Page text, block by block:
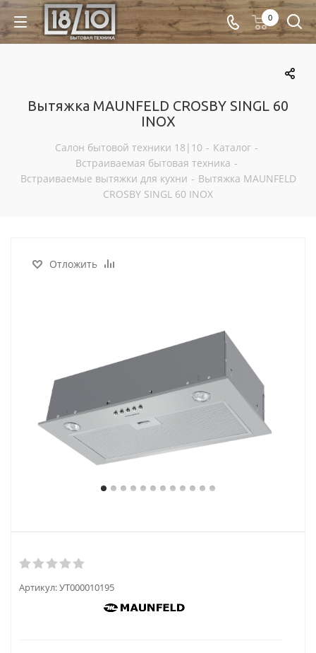
0
Вытяжка MAUNFELD CROSBY SINGL 60
INOX
Салон бытовой техники 18|10 - Каталог -
Встраиваемая бытовая техника -
Встраиваемые вытяжки для кухни - Вытяжка MAUNFELD
CROSBY SINGL 60 INOX
Отложить
Артикул:УТ000010195